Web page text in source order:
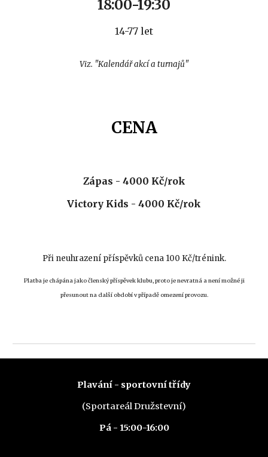
18:00-19:30
14-77 let
Viz. "Kalendář akcí a turnajů"
CENA
Zápas - 4000 Kč/rok
Victory Kids - 4000 Kč/rok
Při neuhrazení příspěvků cena 100 Kč/trénink.
Platba je chápána jako členský příspěvek klubu, proto je nevratná a není možné ji
přesunout na další období v případě omezení provozu.
Plavání - sportovní třídy
(Sportareál Družstevní)
Pá - 15:00-16:00